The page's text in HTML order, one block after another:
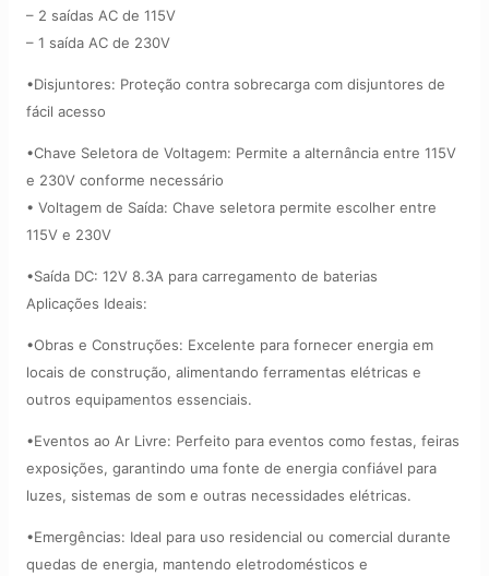
– 2 saídas AC de 115V
– 1 saída AC de 230V
•Disjuntores: Proteção contra sobrecarga com disjuntores de
fácil acesso
•Chave Seletora de Voltagem: Permite a alternância entre 115V
e 230V conforme necessário
• Voltagem de Saída: Chave seletora permite escolher entre
115V e 230V
•Saída DC: 12V 8.3A para carregamento de baterias
Aplicações Ideais:
•Obras e Construções: Excelente para fornecer energia em
locais de construção, alimentando ferramentas elétricas e
outros equipamentos essenciais.
•Eventos ao Ar Livre: Perfeito para eventos como festas, feiras
exposições, garantindo uma fonte de energia confiável para
luzes, sistemas de som e outras necessidades elétricas.
•Emergências: Ideal para uso residencial ou comercial durante
quedas de energia, mantendo eletrodomésticos e